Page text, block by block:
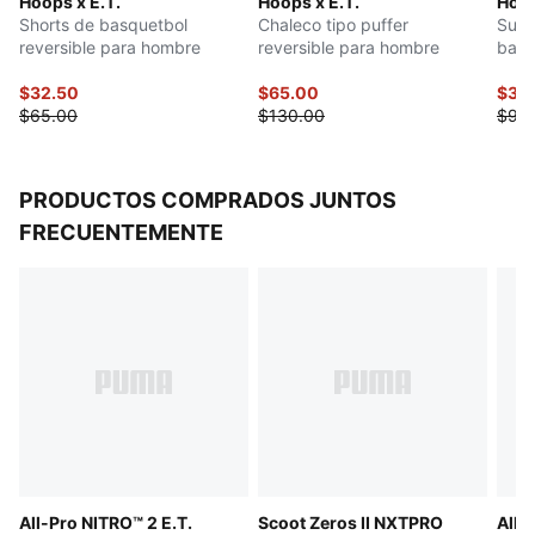
Shorts de basquetbol
reversible para hombre
$32.50
$65.00
Chaleco tipo puffer
reversible para hombre
$65.00
$130.00
PRODUCTOS COMPRADOS JUNTOS
FRECUENTEMENTE
All-Pro NITRO™ 2 E.T. Scoot Zeros II NXTPRO All-